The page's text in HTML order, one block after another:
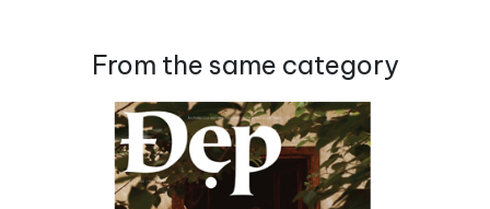
From the same category